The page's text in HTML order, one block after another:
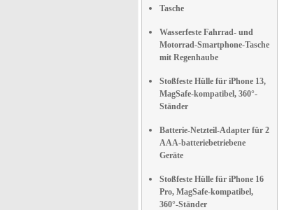
Tasche
Wasserfeste Fahrrad- und
Motorrad-Smartphone-Tasche
mit Regenhaube
Stoßfeste Hülle für iPhone 13,
MagSafe-kompatibel, 360°-
Ständer
Batterie-Netzteil-Adapter für 2
AAA-batteriebetriebene
Geräte
Stoßfeste Hülle für iPhone 16
Pro, MagSafe-kompatibel,
360°-Ständer